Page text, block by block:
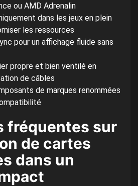
ou AMD Adrenalin
dans les jeux en plein
les ressources
pour un affichage fluide sans
propre et bien ventilé en
de câbles
de marques renommées
fréquentes sur
de cartes
dans un